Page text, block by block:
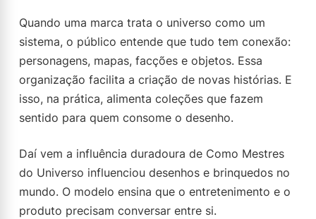
Quando uma marca trata o universo como um
sistema, o público entende que tudo tem conexão:
personagens, mapas, facções e objetos. Essa
organização facilita a criação de novas histórias. E
isso, na prática, alimenta coleções que fazem
sentido para quem consome o desenho.
Daí vem a influência duradoura de Como Mestres
do Universo influenciou desenhos e brinquedos no
mundo. O modelo ensina que o entretenimento e o
produto precisam conversar entre si.